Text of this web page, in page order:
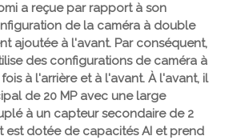
a reçue par rapport à son
de la caméra à double
ajoutée à l'avant. Par conséquent,
des configurations de caméra à
à l'arrière et à l'avant. À l'avant, il
de 20 MP avec une large
à un capteur secondaire de 2
est dotée de capacités AI et prend